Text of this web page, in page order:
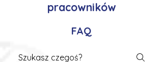
pracowników
FAQ